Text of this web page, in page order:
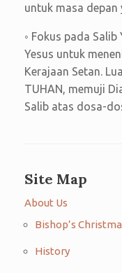
untuk masa depan
◦ Fokus pada
Yesus untuk
Kerajaan Setan.
TUHAN, memuji
Salib atas dosa-
Site Map
About Us
Bishop’s
History